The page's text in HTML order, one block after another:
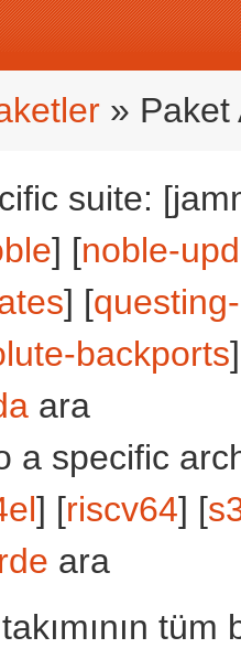
» Paket
suite:
] [noble-
] [
backports
ara
a specific
] [riscv64] [
ara